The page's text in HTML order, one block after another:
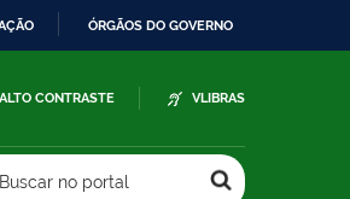
ÓRGÃOS DO GOVERNO
ALTO CONTRASTE VLIBRAS
Buscar no portal